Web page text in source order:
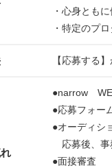
・心身とも
・特定のプ
【応募する
●narrow
●応募フォー
●オーディシ
応募後、事
●面接審査